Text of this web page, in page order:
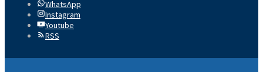
WhatsApp
Instagram
Youtube
RSS